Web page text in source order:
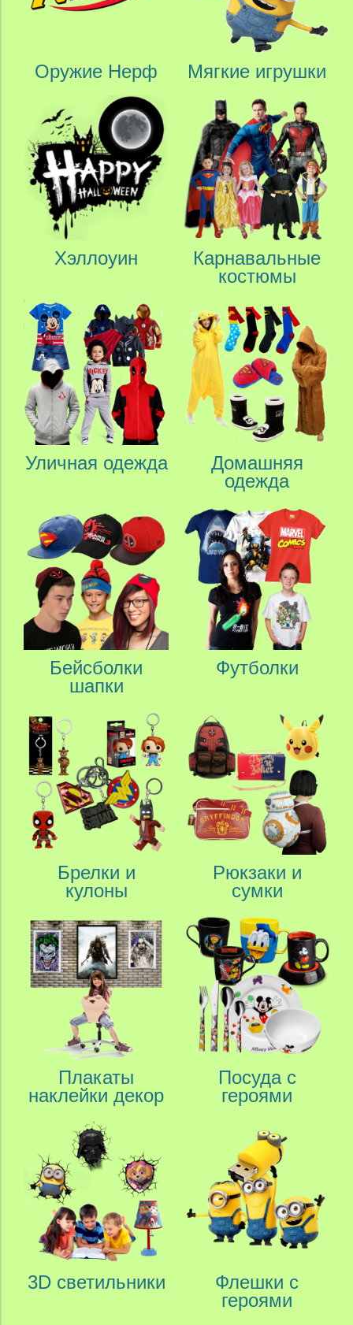
Оружие Нерф Мягкие игрушки
Хэллоуин
Карнавальные
костюмы
Уличная одежда
Домашняя
одежда
Бейсболки
шапки
Футболки
Брелки и
кулоны
Рюкзаки и
сумки
Плакаты
наклейки декор
Посуда с
героями
3D светильники
Флешки с
героями